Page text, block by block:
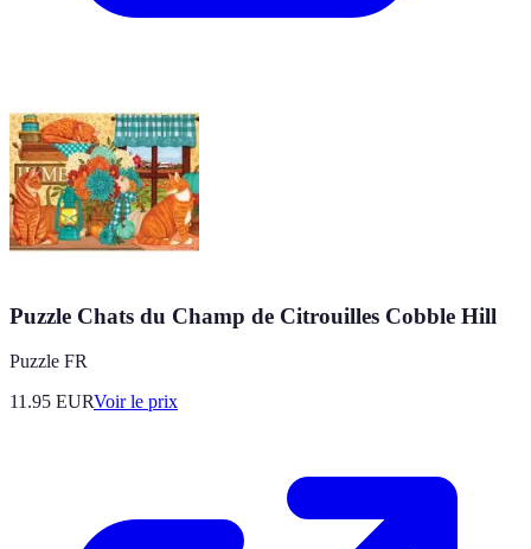
Puzzle Chats du Champ de Citrouilles Cobble Hill
Puzzle FR
11.95 EURVoir le prix